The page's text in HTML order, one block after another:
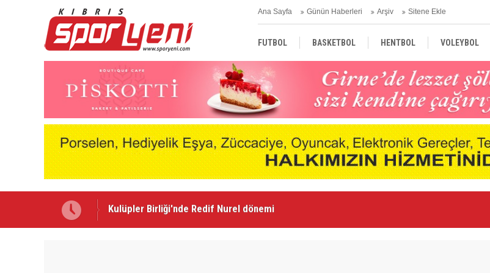
Ana Sayfa Günün Haberleri Arşiv Sitene Ekle
FUTBOL BASKETBOL HENTBOL VOLEYBOL
TÜRKİYE AVRUPA DÜNYA
Gençlik Gücü’nde Mali Genel Kurul yapıldı